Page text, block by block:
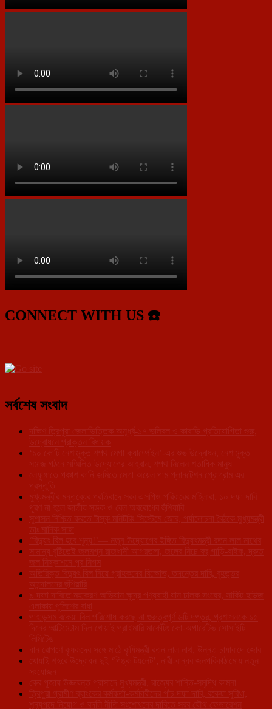
CONNECT WITH US ☎️
সর্বশেষ সংবাদ
দক্ষিণ ত্রিপুরা জেলাভিত্তিক অনূর্ধ্ব-১৭ ভলিবল ও কাবাডি প্রতিযোগিতা শুরু,
উদ্বোধনে প্রাক্তন বিধায়ক
‘১০ কোটি নেশামুক্ত শপথ মেগা ক্যাম্পেইন’-এর শুভ উদ্বোধন, নেশামুক্ত
সমাজ গঠনে সম্মিলিত উদ্যোগের আহ্বান, শপথ নিলেন শতাধিক মানুষ
লেফুঙ্গাতে পঞ্চাশ কানি জমিতে মেগা অয়েল পাম প্লানটেশন প্রোগ্রাম এর
প্রস্তুতি
মুখ্যমন্ত্রীর মন্তব্যের প্রতিবাদে সরব এসপিও পরিবারের মহিলারা, ১০ দফা দাবি
পূরণ না হলে জাতীয় সড়ক ও রেল অবরোধের হুঁশিয়ারি
সুশাসন নিশ্চিত করতে টাস্ক মনিটরিং সিস্টেমে জোর, পর্যালোচনা বৈঠকে মুখ্যমন্ত্রী
ডাঃ মানিক সাহা
‘বিদ্যুৎ বিল হবে শূন্য!’— নতুন উদ্যোগের ইঙ্গিত বিদ্যুৎমন্ত্রী রতন লাল নাথের
সামান্য বৃষ্টিতেই জলমগ্ন রাজধানী আগরতলা, জলের নিচে বহু গাড়ি-বাইক, দ্রুত
জল নিষ্কাশনে পুর নিগম
অতিরিক্ত বিদ্যুৎ বিল নিয়ে গ্রাহকদের বিক্ষোভ, তদন্তের দাবি, বৃহত্তর
আন্দোলনের হুঁশিয়ারি
৯ দফা দাবিতে মহাকরণ অভিযান ক্ষুদ্র পণ্যবাহী যান চালক সংঘের, সার্কিট হাউজ
এলাকায় পুলিশের বাধা
পাহাড়সম বকেয়া বিল পরিশোধ করছে না গুরুত্বপূর্ণ ৬টি দপ্তর, প্রশাসনকে ১৫
দিনের আল্টিমেটাম দিল খোয়াই প্রাইমারি মার্কেটিং কো-অপারেটিভ সোসাইটি
লিমিটেড
ধান রোপণে কৃষকদের সঙ্গে মাঠে কৃষিমন্ত্রী রতন লাল নাথ, উন্নত চাষাবাদে জোর
খোয়াই শহরে উদ্বোধন দুই ‘পিঙ্ক টয়লেট’, নারী-বান্ধব জনপরিকাঠামোয় নতুন
সংযোজন
কের পূজায় উজ্জয়ন্ত প্রাসাদে মুখ্যমন্ত্রী, রাজ্যের শান্তি-সমৃদ্ধি কামনা
ত্রিপুরা গ্রামীণ ব্যাংকের কর্মকর্তা-কর্মচারীদের পাঁচ দফা দাবি, বকেয়া সুবিধা,
শূন্যপদে নিয়োগ ও বদলি নীতি সংশোধনের দাবিতে সরব যৌথ ফেডারেশন